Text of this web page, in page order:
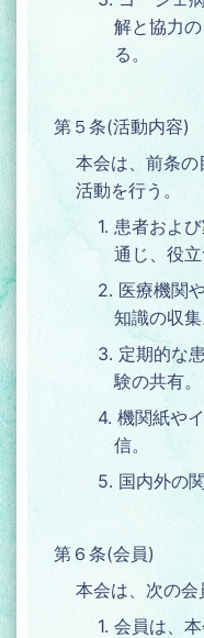
解と協力
る。
第５条(活動内容)
本会は、前条
活動を行う。
1. 患者およ
通じ、役立
2. 医療機関
知識の収集
3. 定期的な
験の共有。
4. 機関紙や
信。
5. 国内外の
第６条(会員)
本会は、次の会
1. 会員は、